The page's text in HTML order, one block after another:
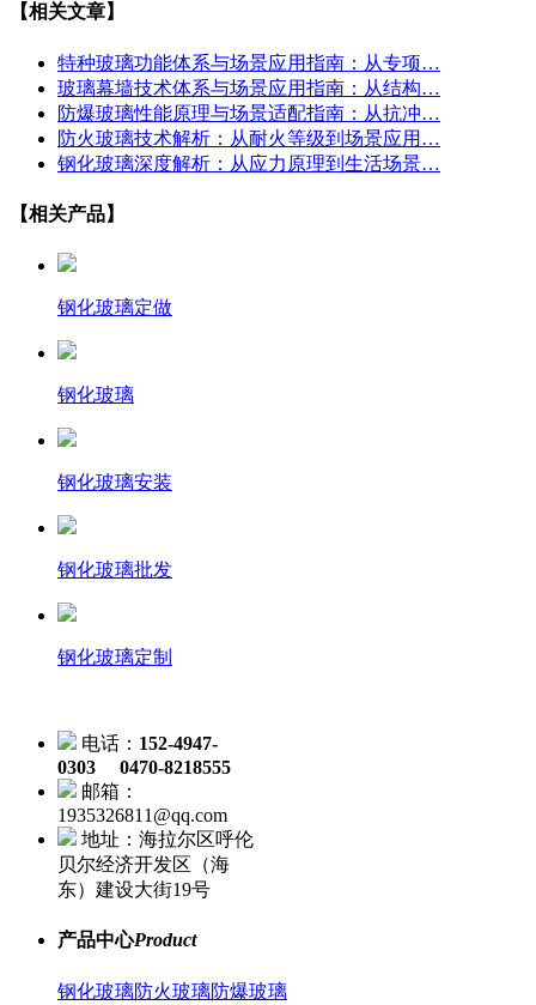
【相关文章】
特种玻璃功能体系与场景应用指南：从专项…
玻璃幕墙技术体系与场景应用指南：从结构…
防爆玻璃性能原理与场景适配指南：从抗冲…
防火玻璃技术解析：从耐火等级到场景应用…
钢化玻璃深度解析：从应力原理到生活场景…
【相关产品】
钢化玻璃定做
钢化玻璃
钢化玻璃安装
钢化玻璃批发
钢化玻璃定制
电话： 152-4947-
0303 0470-8218555
邮箱：
1935326811@qq.com
地址：海拉尔区呼伦
贝尔经济开发区（海
东）建设大街19号
产品中心Product
钢化玻璃防火玻璃防爆玻璃